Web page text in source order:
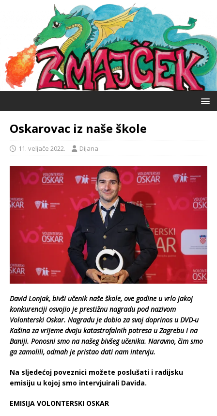
Oskarovac iz naše škole
11. veljače 2022. Dijana
David Lonjak, bivši učenik naše škole, ove godine u vrlo jakoj
konkurenciji osvojio je prestižnu nagradu pod nazivom
Volonterski Oskar. Nagradu je dobio za svoj doprinos u DVD-u
Kašina za vrijeme dvaju katastrofalnih potresa u Zagrebu i na
Baniji. Ponosni smo na našeg bivšeg učenika. Naravno, čim smo
ga zamolili, odmah je pristao dati nam intervju.
Na sljedećoj poveznici možete poslušati i radijsku
emisiju u kojoj smo intervjuirali Davida.
EMISIJA VOLONTERSKI OSKAR